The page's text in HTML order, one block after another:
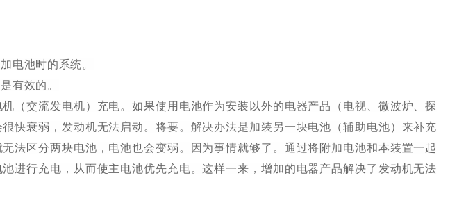
电池时的系统。
有效的。
（交流发电机）充电。如果使用电池作为安装以外的电器产品（电视、微波炉、探
快衰弱，发动机无法启动。将要。解决办法是加装另一块电池（辅助电池）来补充
法区分两块电池，电池也会变弱。因为事情就够了。通过将附加电池和本装置一起
进行充电，从而使主电池优先充电。这样一来，增加的电器产品解决了发动机无法